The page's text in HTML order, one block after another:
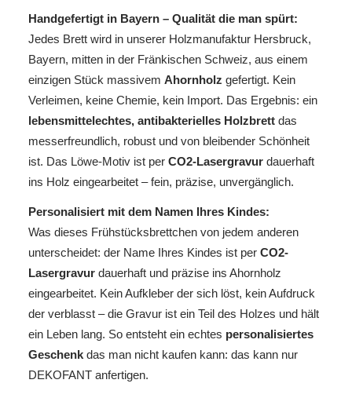
Handgefertigt in Bayern – Qualität die man spürt:
Jedes Brett wird in unserer Holzmanufaktur Hersbruck,
Bayern, mitten in der Fränkischen Schweiz, aus einem
einzigen Stück massivem Ahornholz gefertigt. Kein
Verleimen, keine Chemie, kein Import. Das Ergebnis: ein
lebensmittelechtes, antibakterielles Holzbrett das
messerfreundlich, robust und von bleibender Schönheit
ist. Das Löwe-Motiv ist per CO2-Lasergravur dauerhaft
ins Holz eingearbeitet – fein, präzise, unvergänglich.
Personalisiert mit dem Namen Ihres Kindes:
Was dieses Frühstücksbrettchen von jedem anderen
unterscheidet: der Name Ihres Kindes ist per CO2-
Lasergravur dauerhaft und präzise ins Ahornholz
eingearbeitet. Kein Aufkleber der sich löst, kein Aufdruck
der verblasst – die Gravur ist ein Teil des Holzes und hält
ein Leben lang. So entsteht ein echtes personalisiertes
Geschenk das man nicht kaufen kann: das kann nur
DEKOFANT anfertigen.